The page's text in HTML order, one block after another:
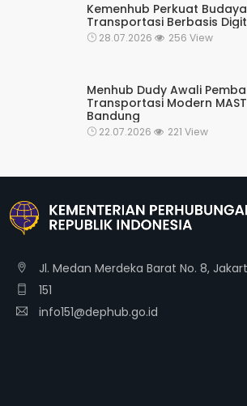
Kemenhub Perkuat
Transportasi Berbasis
28.07.2026 256 View
Menhub Dudy Awali
Transportasi Modern
Bandung
22.07.2026 221 View
Jl. Medan Merdeka Barat No. 8,
151
info151@dephub.go.id